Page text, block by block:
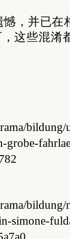
，并已在
这些混淆
simone-